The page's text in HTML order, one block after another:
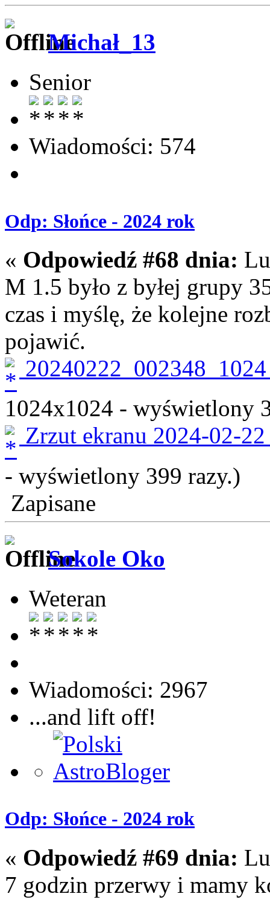
Michał_13
Senior
Wiadomości: 574
Odp: Słońce - 2024 rok
« Odpowiedź #68 dnia:
M 1.5 było z byłej grupy
czas i myślę, że kolejne
pojawić.
1024x1024 - wyświetlony
Zrzut ekranu 2024-02-
- wyświetlony 399 razy.)
Zapisane
Sokole Oko
Weteran
Wiadomości: 2967
...and lift off!
Odp: Słońce - 2024 rok
« Odpowiedź #69 dnia:
7 godzin przerwy i mamy